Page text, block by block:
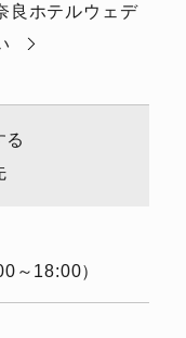
良ホテルウェデ
る
～18:00）